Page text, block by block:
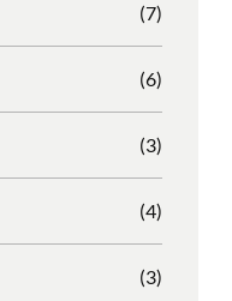
(7)
(6)
(3)
(4)
(3)